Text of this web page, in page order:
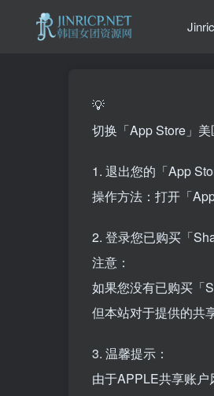
💡
切换「App Store」
1. 退出您的「App
操作方法：打开「
2. 登录您已购买「
注意：
如果您没有已购买「
但本站对于提供的共
3. 温馨提示：
由于APPLE共享账